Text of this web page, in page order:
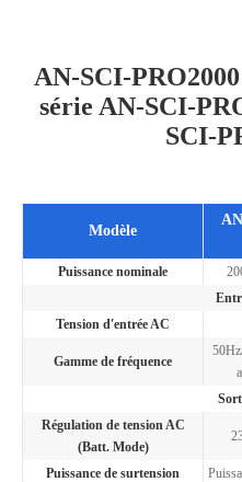
AN-SCI-
série AN-SCI-
SCI-
Modèle
Puissance nominale
Tension d'entrée AC
Gamme de fréquence
Régulation de tension AC
(Batt. Mode)
Puissance de surtension